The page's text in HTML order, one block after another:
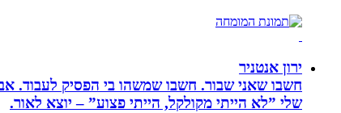
ירון אנטניר
חשבו שאני שבור. חשבו שמשהו בי הפסיק לעבוד.
שלי ”לא הייתי מקולקל, הייתי פצוע” – יוצא לאור.